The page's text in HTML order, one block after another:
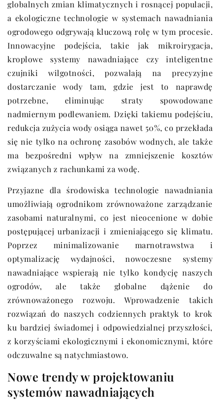
globalnych zmian klimatycznych i rosnącej populacji,
a ekologiczne technologie w systemach nawadniania
ogrodowego odgrywają kluczową rolę w tym procesie.
Innowacyjne podejścia, takie jak mikroirygacja,
kroplowe systemy nawadniające czy inteligentne
czujniki wilgotności, pozwalają na precyzyjne
dostarczanie wody tam, gdzie jest to naprawdę
potrzebne, eliminując straty spowodowane
nadmiernym podlewaniem. Dzięki takiemu podejściu,
redukcja zużycia wody osiąga nawet 50%, co przekłada
się nie tylko na ochronę zasobów wodnych, ale także
ma bezpośredni wpływ na zmniejszenie kosztów
związanych z rachunkami za wodę.
Przyjazne dla środowiska technologie nawadniania
umożliwiają ogrodnikom zrównoważone zarządzanie
zasobami naturalnymi, co jest nieocenione w dobie
postępującej urbanizacji i zmieniającego się klimatu.
Poprzez minimalizowanie marnotrawstwa i
optymalizację wydajności, nowoczesne systemy
nawadniające wspierają nie tylko kondycję naszych
ogrodów, ale także globalne dążenie do
zrównoważonego rozwoju. Wprowadzenie takich
rozwiązań do naszych codziennych praktyk to krok
ku bardziej świadomej i odpowiedzialnej przyszłości,
z korzyściami ekologicznymi i ekonomicznymi, które
odczuwalne są natychmiastowo.
Nowe trendy w projektowaniu
systemów nawadniających